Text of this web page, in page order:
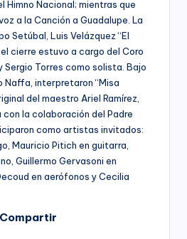
Himno Nacional; mientras que
a la Canción a Guadalupe. La
Setúbal, Luis Velázquez “El
cierre estuvo a cargo del Coro
Sergio Torres como solista. Bajo
Naffa, interpretaron “Misa
del maestro Ariel Ramírez,
con la colaboración del Padre
como artistas invitados:
Mauricio Pitich en guitarra,
Guillermo Gervasoni en
en aerófonos y Cecilia
Compartir